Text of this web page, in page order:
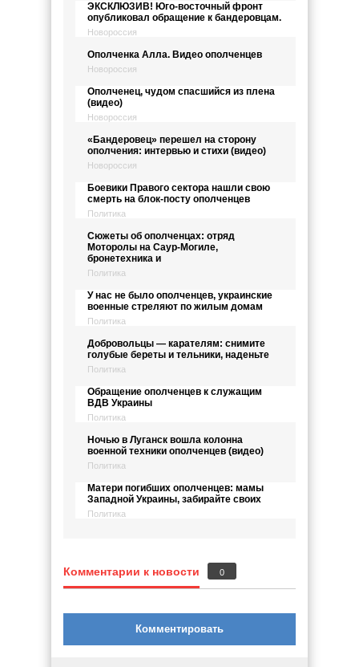
ЭКСКЛЮЗИВ! Юго-восточный фронт
опубликовал обращение к бандеровцам.
Новороссия
Ополченка Алла. Видео ополченцев
Новороссия
Ополченец, чудом спасшийся из плена
(видео)
Новороссия
«Бандеровец» перешел на сторону
ополчения: интервью и стихи (видео)
Новороссия
Боевики Правого сектора нашли свою
смерть на блок-посту ополченцев
Политика
Сюжеты об ополченцах: отряд
Моторолы на Саур-Могиле,
бронетехника и
Политика
У нас не было ополченцев, украинские
военные стреляют по жилым домам
Политика
Добровольцы — карателям: снимите
голубые береты и тельники, наденьте
Политика
Обращение ополченцев к служащим
ВДВ Украины
Политика
Ночью в Луганск вошла колонна
военной техники ополченцев (видео)
Политика
Матери погибших ополченцев: мамы
Западной Украины, забирайте своих
Политика
Комментарии к новости 0
Комментировать